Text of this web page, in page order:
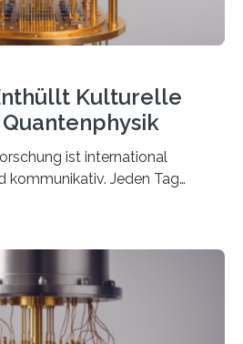
Kulturelle
ist international
kommunikativ. Jeden Tag
eng zusammenarbeiten. Neue
Dies ist der Alltag in
die dieses Jahr 100
weshalb die UNESCO 2025 zum